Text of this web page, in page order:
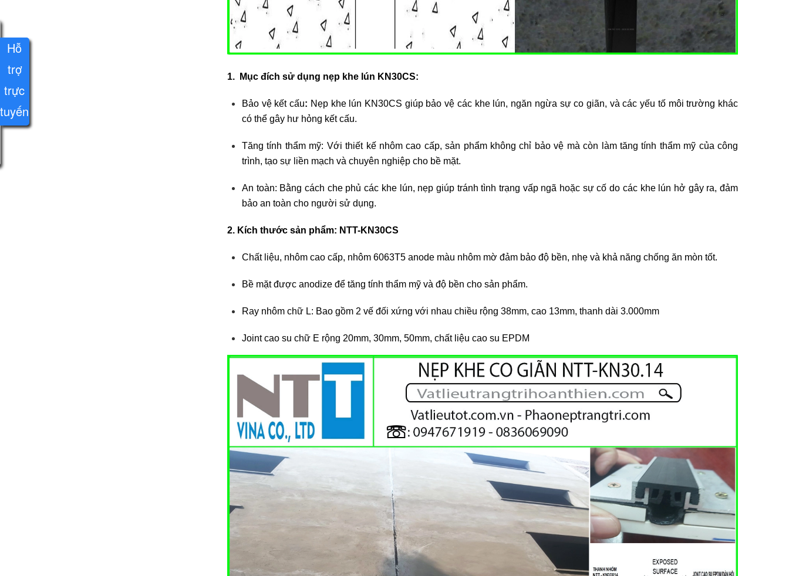
1. Mục đích sử dụng nẹp khe lún KN30CS:
Bảo vệ kết cấu: Nẹp khe lún KN30CS giúp bảo vệ các khe lún, ngăn ngừa sự co giãn, và các yếu tố môi trường khác
có thể gây hư hỏng kết cấu.
Tăng tính thẩm mỹ: Với thiết kế nhôm cao cấp, sản phẩm không chỉ bảo vệ mà còn làm tăng tính thẩm mỹ của công
trình, tạo sự liền mạch và chuyên nghiệp cho bề mặt.
An toàn: Bằng cách che phủ các khe lún, nẹp giúp tránh tình trạng vấp ngã hoặc sự cố do các khe lún hở gây ra, đảm
bảo an toàn cho người sử dụng.
2. Kích thước sản phẩm: NTT-KN30CS
Chất liệu, nhôm cao cấp, nhôm 6063T5 anode màu nhôm mờ đảm bảo độ bền, nhẹ và khả năng chống ăn mòn tốt.
Bề mặt được anodize để tăng tính thẩm mỹ và độ bền cho sản phẩm.
Ray nhôm chữ L: Bao gồm 2 vế đối xứng với nhau chiều rộng 38mm, cao 13mm, thanh dài 3.000mm
Joint cao su chữ E rộng 20mm, 30mm, 50mm, chất liệu cao su EPDM
Hỗ
trợ
trực
tuyến